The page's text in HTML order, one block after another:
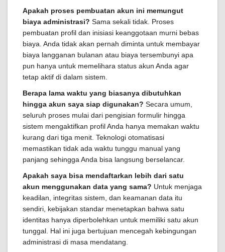
Apakah proses pembuatan akun ini memungut
biaya administrasi? Sama sekali tidak. Proses
pembuatan profil dan inisiasi keanggotaan murni bebas
biaya. Anda tidak akan pernah diminta untuk membayar
biaya langganan bulanan atau biaya tersembunyi apa
pun hanya untuk memelihara status akun Anda agar
tetap aktif di dalam sistem.
Berapa lama waktu yang biasanya dibutuhkan
hingga akun saya siap digunakan? Secara umum,
seluruh proses mulai dari pengisian formulir hingga
sistem mengaktifkan profil Anda hanya memakan waktu
kurang dari tiga menit. Teknologi otomatisasi
memastikan tidak ada waktu tunggu manual yang
panjang sehingga Anda bisa langsung berselancar.
Apakah saya bisa mendaftarkan lebih dari satu
akun menggunakan data yang sama? Untuk menjaga
keadilan, integritas sistem, dan keamanan data itu
sendiri, kebijakan standar menetapkan bahwa satu
identitas hanya diperbolehkan untuk memiliki satu akun
tunggal. Hal ini juga bertujuan mencegah kebingungan
administrasi di masa mendatang.